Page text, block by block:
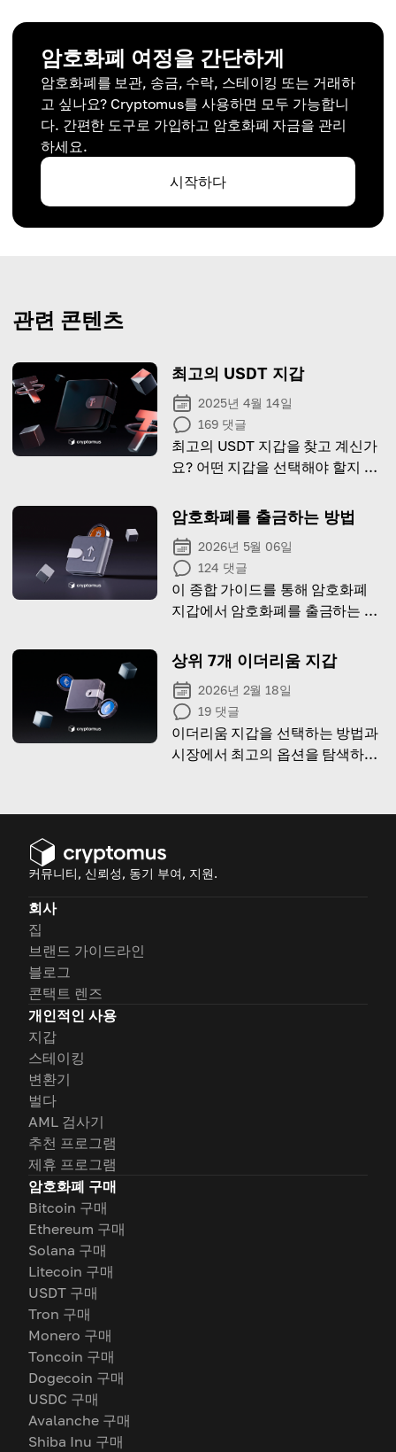
암호화폐 여정을 간단하게
암호화폐를 보관, 송금, 수락, 스테이킹 또는 거래하
고 싶나요? Cryptomus를 사용하면 모두 가능합니
다. 간편한 도구로 가입하고 암호화폐 자금을 관리
하세요.
시작하다
관련 콘텐츠
최고의 USDT 지갑
2025년 4월 14일
169 댓글
최고의 USDT 지갑을 찾고 계신가
요? 어떤 지갑을 선택해야 할지 알
암호화폐를 출금하는 방법
2026년 5월 06일
124 댓글
이 종합 가이드를 통해 암호화폐
지갑에서 암호화폐를 출금하는 과
상위 7개 이더리움 지갑
2026년 2월 18일
19 댓글
이더리움 지갑을 선택하는 방법과
시장에서 최고의 옵션을 탐색하는
커뮤니티, 신뢰성, 동기 부여, 지원.
회사
집
브랜드 가이드라인
블로그
콘택트 렌즈
개인적인 사용
지갑
스테이킹
변환기
벌다
AML 검사기
추천 프로그램
제휴 프로그램
암호화폐 구매
Bitcoin 구매
Ethereum 구매
Solana 구매
Litecoin 구매
USDT 구매
Tron 구매
Monero 구매
Toncoin 구매
Dogecoin 구매
USDC 구매
Avalanche 구매
Shiba Inu 구매